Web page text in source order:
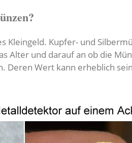
Kleingeld. Kupfer- und
Alter und darauf an ob die
Deren Wert kann erheblich